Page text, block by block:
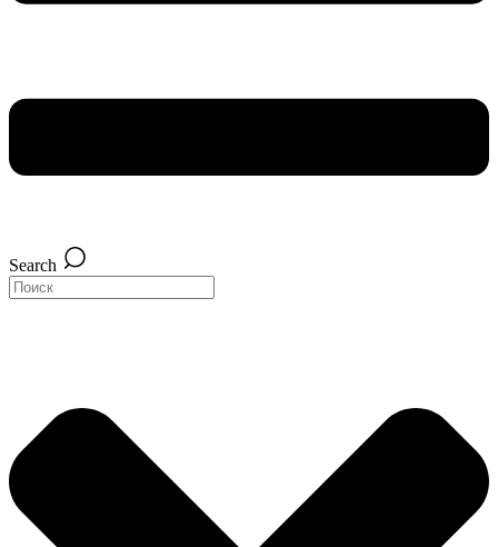
Search